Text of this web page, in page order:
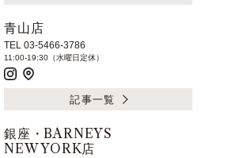
青山店
TEL 03-5466-3786
11:00-19:30（水曜日定休）
記事一覧
銀座・BARNEYS
NEW YORK店